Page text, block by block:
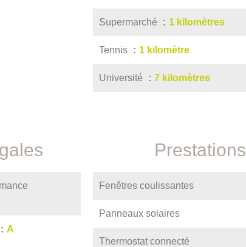
Supermarché 1 kilomètres
Tennis 1 kilomètre
Université 7 kilomètres
A
Prestations
Fenêtres coulissantes
Panneaux solaires
Thermostat connecté